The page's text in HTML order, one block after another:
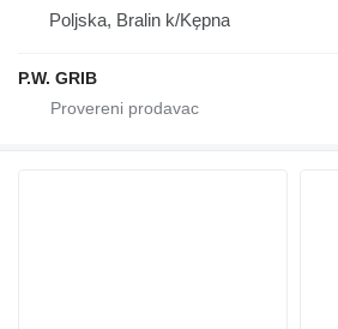
Poljska, Bralin k/Kępna
P.W. GRIB